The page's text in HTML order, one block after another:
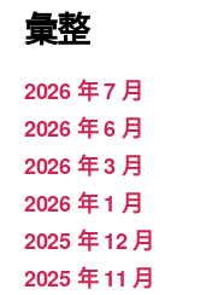
彙整
2026 年 7 月
2026 年 6 月
2026 年 3 月
2026 年 1 月
2025 年 12 月
2025 年 11 月